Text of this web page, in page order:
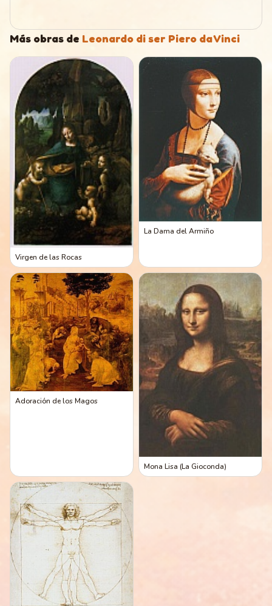
Más obras de Leonardo di ser Piero da Vinci
Virgen de las Rocas
La Dama del Armiño
Adoración de los Magos
Mona Lisa (La Gioconda)